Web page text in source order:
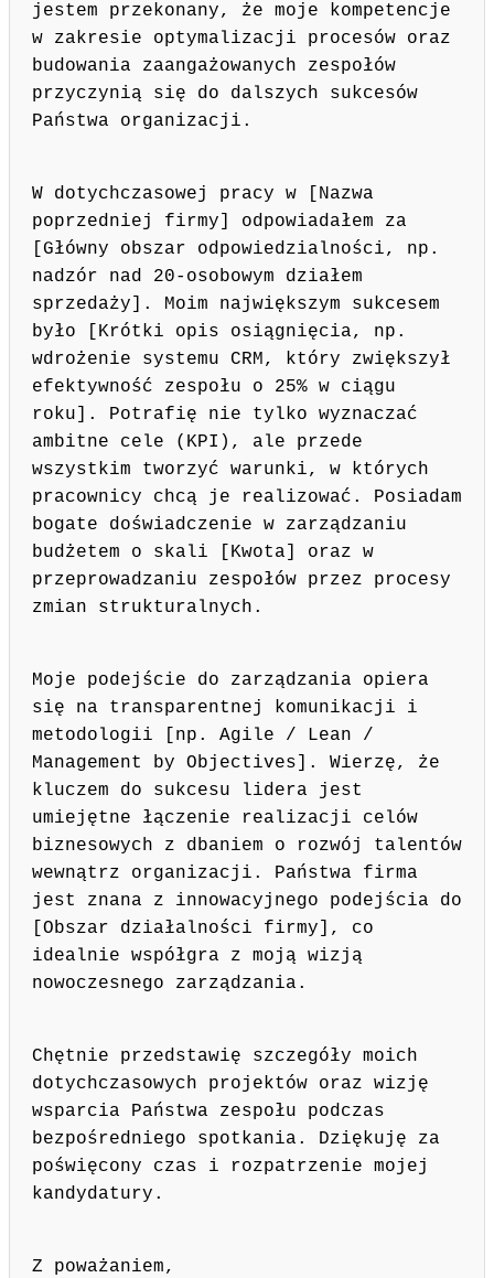
jestem przekonany, że moje kompetencje
w zakresie optymalizacji procesów oraz
budowania zaangażowanych zespołów
przyczynią się do dalszych sukcesów
Państwa organizacji.
W dotychczasowej pracy w [Nazwa
poprzedniej firmy] odpowiadałem za
[Główny obszar odpowiedzialności, np.
nadzór nad 20-osobowym działem
sprzedaży]. Moim największym sukcesem
było [Krótki opis osiągnięcia, np.
wdrożenie systemu CRM, który zwiększył
efektywność zespołu o 25% w ciągu
roku]. Potrafię nie tylko wyznaczać
ambitne cele (KPI), ale przede
wszystkim tworzyć warunki, w których
pracownicy chcą je realizować. Posiadam
bogate doświadczenie w zarządzaniu
budżetem o skali [Kwota] oraz w
przeprowadzaniu zespołów przez procesy
zmian strukturalnych.
Moje podejście do zarządzania opiera
się na transparentnej komunikacji i
metodologii [np. Agile / Lean /
Management by Objectives]. Wierzę, że
kluczem do sukcesu lidera jest
umiejętne łączenie realizacji celów
biznesowych z dbaniem o rozwój talentów
wewnątrz organizacji. Państwa firma
jest znana z innowacyjnego podejścia do
[Obszar działalności firmy], co
idealnie współgra z moją wizją
nowoczesnego zarządzania.
Chętnie przedstawię szczegóły moich
dotychczasowych projektów oraz wizję
wsparcia Państwa zespołu podczas
bezpośredniego spotkania. Dziękuję za
poświęcony czas i rozpatrzenie mojej
kandydatury.
Z poważaniem,